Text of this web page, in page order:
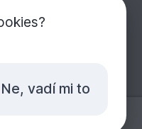
Ne, vadí mi to